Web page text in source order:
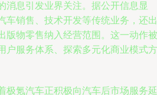
消息引发业界关注。据公开信息显
车销售、技术开发等传统业务，还出
版物零售纳入经营范围。这一动作被
户服务体系、探索多元化商业模式方
极氪汽车正积极向汽车后市场服务延